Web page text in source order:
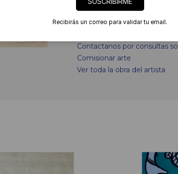
Contactanos por consultas
Comisionar arte
Ver toda la obra del artista
Recibirás un correo para validar tu email.